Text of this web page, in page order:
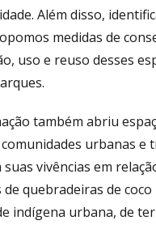
Além disso,
medidas de
uso e reuso desses
também abriu
urbanas e
vivências em
de quebradeiras de coco
indígena urbana, de